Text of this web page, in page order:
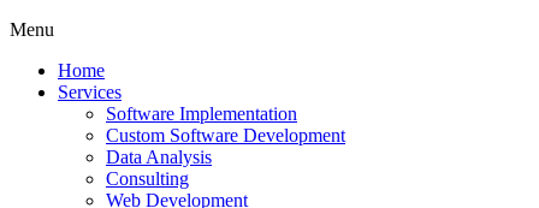
Menu
Home
Services
Software Implementation
Custom Software Development
Data Analysis
Consulting
Web Development